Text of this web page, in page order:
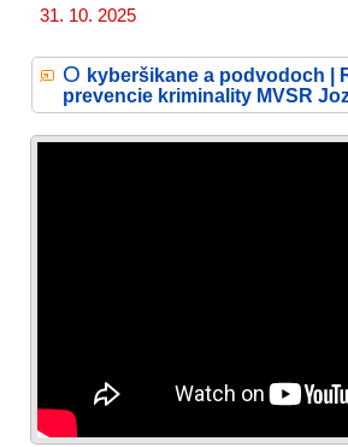
31. 10. 2025
O kyberšikane a podvodoch |
prevencie kriminality MVSR